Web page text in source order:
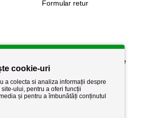
Formular retur
Politica de confidențialitate
Termeni si conditii
cookie-uri
a colecta si analiza informații despre
ului, pentru a oferi funcții
și pentru a îmbunătăți conținutul